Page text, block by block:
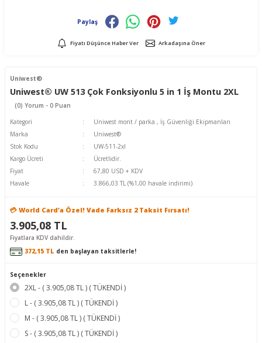
Paylaş
Fiyatı Düşünce Haber Ver Arkadaşına Öner
Uniwest®
Uniwest® UW 513 Çok Fonksiyonlu 5 in 1 İş Montu 2XL
(0) Yorum - 0 Puan
Kategori
Uniwest mont / parka , İş Güvenliği Ekipmanları
Marka
Uniwest®
Stok Kodu
UW-511-2xl
Kargo Ücreti
Ücretlidir.
Fiyat
67,80 USD + KDV
Havale
3.866,03 TL (%1,00 havale indirimi)
💳 World Card’a Özel! Vade Farksız 2 Taksit Fırsatı!
3.905,08 TL
Fiyatlara KDV dahildir.
372,15 TL den başlayan taksitlerle!
Seçenekler
2XL - ( 3.905,08 TL ) ( TÜKENDİ )
L - ( 3.905,08 TL ) ( TÜKENDİ )
M - ( 3.905,08 TL ) ( TÜKENDİ )
S - ( 3.905,08 TL ) ( TÜKENDİ )